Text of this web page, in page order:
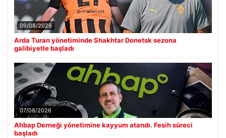
09/08/2026
Arda Turan yönetiminde Shakhtar Donetsk sezona
galibiyetle başladı
07/08/2026
Ahbap Derneği yönetimine kayyum atandı. Fesih süreci
başladı